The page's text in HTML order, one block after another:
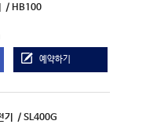
/ HB100
예약하기
/ SL400G